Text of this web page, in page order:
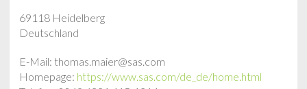
69118 Heidelberg
Deutschland
E-Mail: thomas.maier@sas.com
Homepage: https://www.sas.com/de_de/home.html